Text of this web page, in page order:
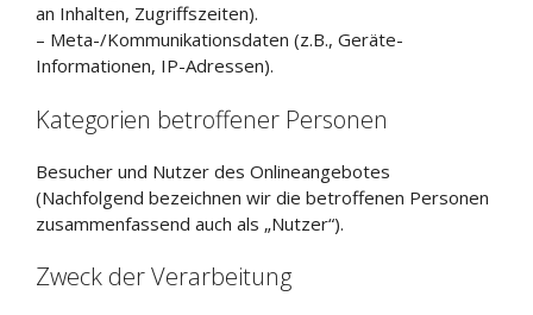
an Inhalten, Zugriffszeiten).
– Meta-/Kommunikationsdaten (z.B., Geräte-
Informationen, IP-Adressen).
Kategorien betroffener Personen
Besucher und Nutzer des Onlineangebotes
(Nachfolgend bezeichnen wir die betroffenen Personen
zusammenfassend auch als „Nutzer“).
Zweck der Verarbeitung